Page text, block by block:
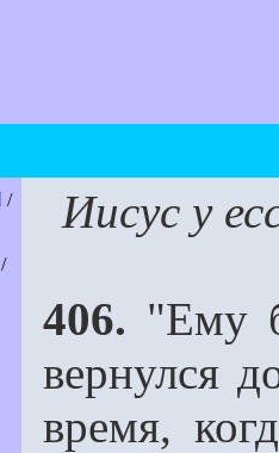
/
/
Иисус у
406. "Ему
вернулся
время,